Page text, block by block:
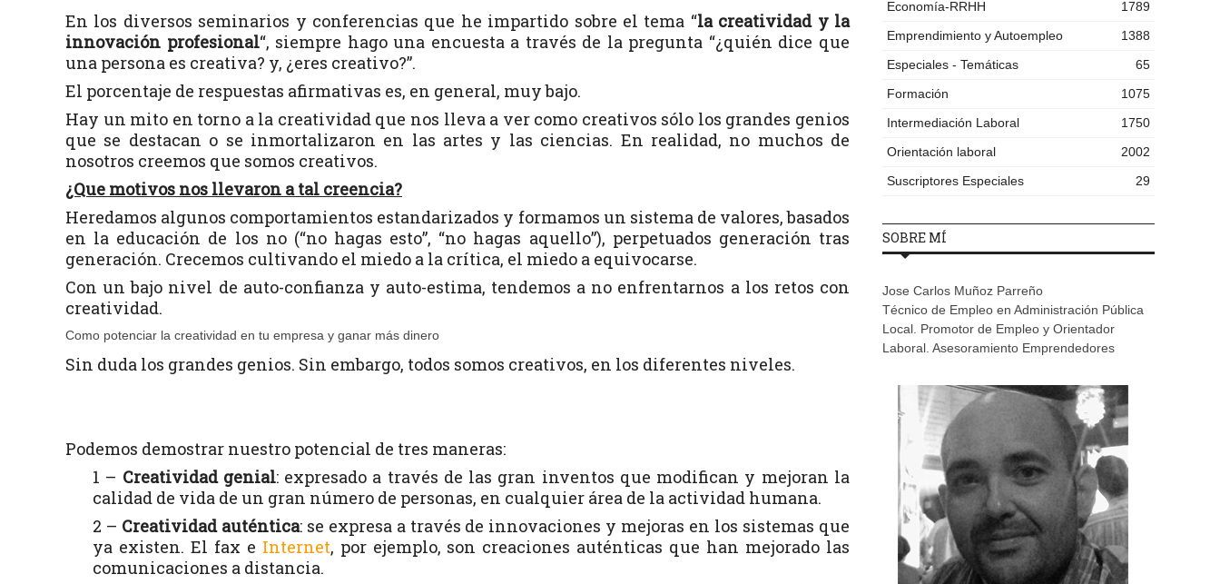
En los diversos seminarios y conferencias que he impartido sobre el tema “la creatividad y la
innovación profesional“, siempre hago una encuesta a través de la pregunta “¿quién dice que
una persona es creativa? y, ¿eres creativo?”.
El porcentaje de respuestas afirmativas es, en general, muy bajo.
Hay un mito en torno a la creatividad que nos lleva a ver como creativos sólo los grandes genios
que se destacan o se inmortalizaron en las artes y las ciencias. En realidad, no muchos de
nosotros creemos que somos creativos.
¿Que motivos nos llevaron a tal creencia?
Heredamos algunos comportamientos estandarizados y formamos un sistema de valores, basados
en la educación de los no (“no hagas esto”, “no hagas aquello”), perpetuados generación tras
generación. Crecemos cultivando el miedo a la crítica, el miedo a equivocarse.
Con un bajo nivel de auto-confianza y auto-estima, tendemos a no enfrentarnos a los retos con
creatividad.
Como potenciar la creatividad en tu empresa y ganar más dinero
Sin duda los grandes genios. Sin embargo, todos somos creativos, en los diferentes niveles.
Podemos demostrar nuestro potencial de tres maneras:
1 – Creatividad genial: expresado a través de las gran inventos que modifican y mejoran la
calidad de vida de un gran número de personas, en cualquier área de la actividad humana.
2 – Creatividad auténtica: se expresa a través de innovaciones y mejoras en los sistemas que
ya existen. El fax e Internet, por ejemplo, son creaciones auténticas que han mejorado las
comunicaciones a distancia.
Economía-RRHH
1789
Emprendimiento y Autoempleo
1388
Especiales - Temáticas
65
Formación
1075
Intermediación Laboral
1750
Orientación laboral
2002
Suscriptores Especiales
29
SOBRE MÍ
Jose Carlos Muñoz Parreño
Técnico de Empleo en Administración Pública
Local. Promotor de Empleo y Orientador
Laboral. Asesoramiento Emprendedores